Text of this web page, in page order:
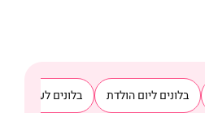
בלונים ליום הולדת בלונים לעסקים